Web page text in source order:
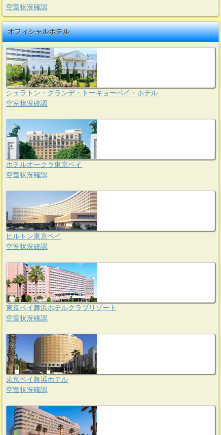
空室状況確認
オフィシャルホテル
シェラトン・グランデ・トーキョーベイ・ホテル
空室状況確認
ホテルオークラ東京ベイ
空室状況確認
ヒルトン東京ベイ
空室状況確認
東京ベイ舞浜ホテルクラブリゾート
空室状況確認
東京ベイ舞浜ホテル
空室状況確認